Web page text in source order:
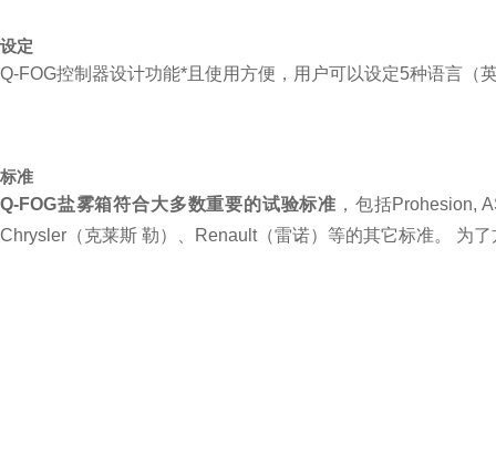
设定
Q-FOG控制器设计功能*且使用方便，用户可以设定5种语言（
标准
Q-FOG盐雾箱符合大多数重要的试验标准 ，包括Prohesion,
Chrysler （克莱斯 勒）、 Renault（雷诺）等的其它标准。 为